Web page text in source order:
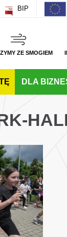
czcionki
rozmiar czcionki
BIP
ZE SMOGIEM
DLA